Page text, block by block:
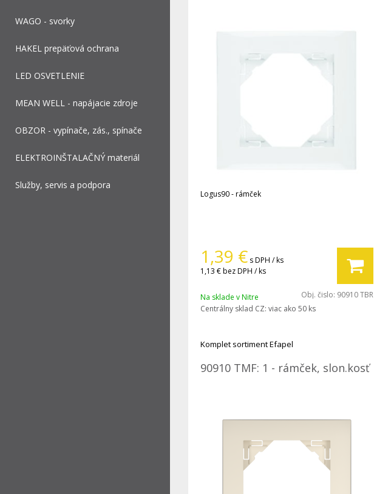
WAGO - svorky
HAKEL prepäťová ochrana
LED OSVETLENIE
MEAN WELL - napájacie zdroje
OBZOR - vypínače, zás., spínače
ELEKTROINŠTALAČNÝ materiál
Služby, servis a podpora
Logus90 - rámček
1,39 € s DPH / ks
1,13 €bez DPH / ks
Na sklade v Nitre Obj. čislo: 90910 TBR
Centrálny sklad CZ: viac ako 50 ks
Komplet sortiment Efapel
90910 TMF: 1 - rámček, slon.kosť